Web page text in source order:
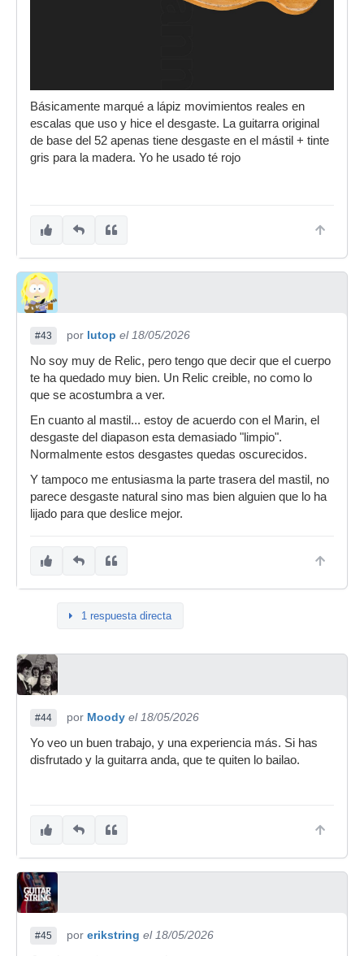
Básicamente marqué a lápiz movimientos reales en
escalas que uso y hice el desgaste. La guitarra original
de base del 52 apenas tiene desgaste en el mástil + tinte
gris para la madera. Yo he usado té rojo
#43 por lutop el 18/05/2026
No soy muy de Relic, pero tengo que decir que el cuerpo
te ha quedado muy bien. Un Relic creible, no como lo
que se acostumbra a ver.
En cuanto al mastil... estoy de acuerdo con el Marin, el
desgaste del diapason esta demasiado "limpio".
Normalmente estos desgastes quedas oscurecidos.
Y tampoco me entusiasma la parte trasera del mastil, no
parece desgaste natural sino mas bien alguien que lo ha
lijado para que deslice mejor.
1 respuesta directa
#44 por Moody el 18/05/2026
Yo veo un buen trabajo, y una experiencia más. Si has
disfrutado y la guitarra anda, que te quiten lo bailao.
#45 por erikstring el 18/05/2026